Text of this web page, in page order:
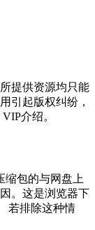
提供资源均只能
引起版权纠纷，
介绍。
缩包的与网盘上
。这是浏览器下
若排除这种情